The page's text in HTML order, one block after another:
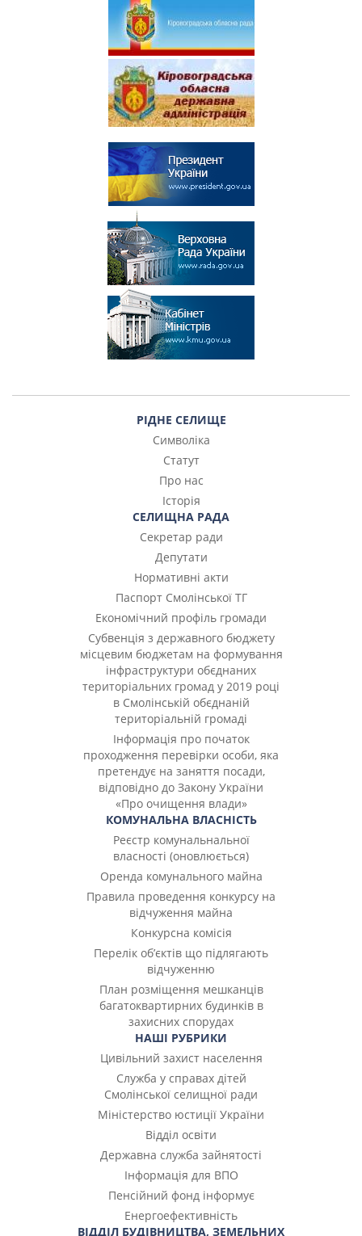
РІДНЕ СЕЛИЩЕ
Символіка
Статут
Про нас
Історія
СЕЛИЩНА РАДА
Секретар ради
Депутати
Нормативні акти
Паспорт Смолінської ТГ
Економічний профіль громади
Субвенція з державного бюджету
місцевим бюджетам на формування
інфраструктури обєднаних
територіальних громад у 2019 році
в Смолінській обєднаній
територіальній громаді
Інформація про початок
проходження перевірки особи, яка
претендує на заняття посади,
відповідно до Закону України
«Про очищення влади»
КОМУНАЛЬНА ВЛАСНІСТЬ
Реєстр комунальнальної
власності (оновлюється)
Оренда комунального майна
Правила проведення конкурсу на
відчуження майна
Конкурсна комісія
Перелік об’єктів що підлягають
відчуженню
План розміщення мешканців
багатоквартирних будинків в
захисних спорудах
НАШІ РУБРИКИ
Цивільний захист населення
Служба у справах дітей
Смолінської селищної ради
Міністерство юстиції України
Відділ освіти
Державна служба зайнятості
Інформація для ВПО
Пенсійний фонд інформує
Енергоефективність
ВІДДІЛ БУДІВНИЦТВА, ЗЕМЕЛЬНИХ